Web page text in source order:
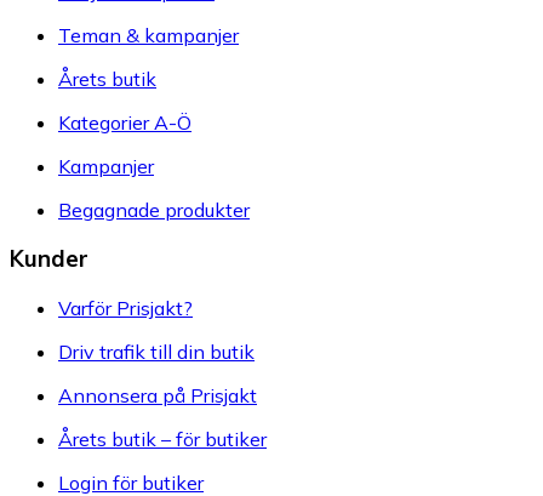
Teman & kampanjer
Årets butik
Kategorier A-Ö
Kampanjer
Begagnade produkter
Kunder
Varför Prisjakt?
Driv trafik till din butik
Annonsera på Prisjakt
Årets butik – för butiker
Login för butiker